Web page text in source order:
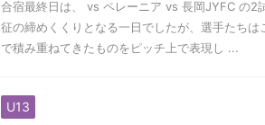
合宿最終日は、 vs ペレーニア vs 長岡JYFC の2
征の締めくくりとなる一日でしたが、選手たち
で積み重ねてきたものをピッチ上で表現し ...
U13